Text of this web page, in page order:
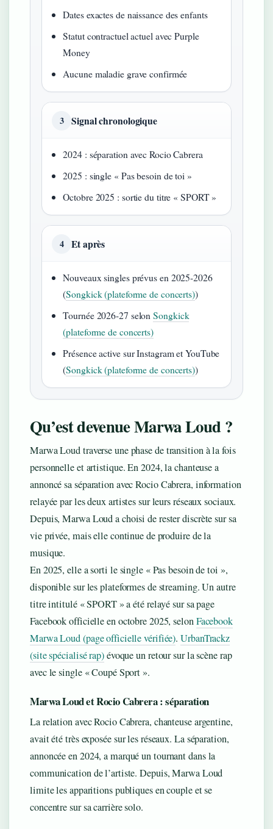
Dates exactes de naissance des enfants
Statut contractuel actuel avec Purple
Money
Aucune maladie grave confirmée
3 Signal chronologique
2024 : séparation avec Rocio Cabrera
2025 : single « Pas besoin de toi »
Octobre 2025 : sortie du titre « SPORT »
4 Et après
Nouveaux singles prévus en 2025-2026
(Songkick (plateforme de concerts))
Tournée 2026-27 selonSongkick
(plateforme de concerts)
Présence active sur Instagram et YouTube
(Songkick (plateforme de concerts))
Qu’est devenue Marwa Loud ?
Marwa Loud traverse une phase de transition à la fois
personnelle et artistique. En 2024, la chanteuse a
annoncé sa séparation avec Rocio Cabrera, information
relayée par les deux artistes sur leurs réseaux sociaux.
Depuis, Marwa Loud a choisi de rester discrète sur sa
vie privée, mais elle continue de produire de la
musique.
En 2025, elle a sorti le single « Pas besoin de toi »,
disponible sur les plateformes de streaming. Un autre
titre intitulé « SPORT » a été relayé sur sa page
Facebook officielle en octobre 2025, selonFacebook
Marwa Loud (page officielle vérifiée).UrbanTrackz
(site spécialisé rap)évoque un retour sur la scène rap
avec le single « Coupé Sport ».
Marwa Loud et Rocio Cabrera : séparation
La relation avec Rocio Cabrera, chanteuse argentine,
avait été très exposée sur les réseaux. La séparation,
annoncée en 2024, a marqué un tournant dans la
communication de l’artiste. Depuis, Marwa Loud
limite les apparitions publiques en couple et se
concentre sur sa carrière solo.